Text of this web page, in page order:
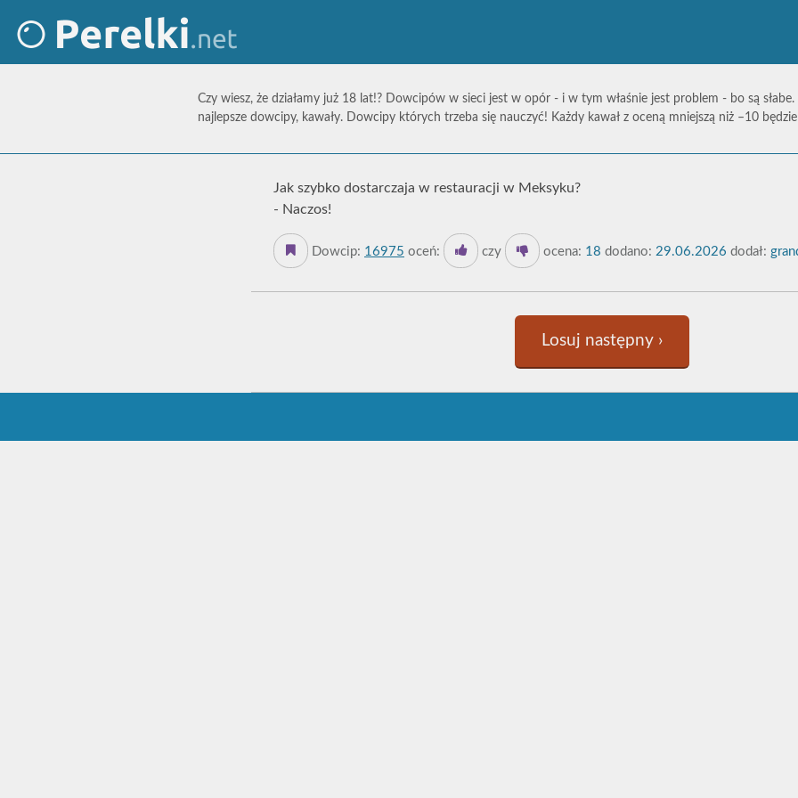
Czy wiesz, że działamy już 18 lat!? Dowcipów w sieci jest w opór - i w tym właśnie jest problem - bo są słabe.
najlepsze dowcipy, kawały. Dowcipy których trzeba się nauczyć! Każdy kawał z oceną mniejszą niż –10
Jak szybko dostarczaja w restauracji w Meksyku?
- Naczos!
Dowcip: 16975 oceń: czy ocena: 18 dodano: 29.06.2026 dodał:
Losuj następny ›